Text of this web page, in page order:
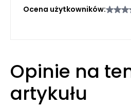
Ocena użytkowników:
Opinie na
artykułu